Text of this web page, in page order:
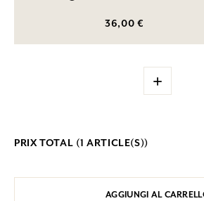
36,00 €
+
PRIX TOTAL (1 ARTICLE(S))
AGGIUNGI AL